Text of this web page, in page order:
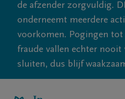
de afzender zorgvuldig.
onderneemt meerdere
voorkomen. Pogingen
fraude vallen echter
sluiten, dus blijf